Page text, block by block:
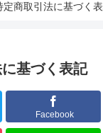
定商取引法に基づく
基づく表記
Facebook